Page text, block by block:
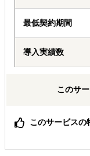
最低契約期間
導入実績数
このサ
このサービスの
AIが出した"答
せする。海外進